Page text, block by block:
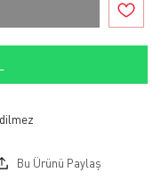
Bu Ürünü Paylaş